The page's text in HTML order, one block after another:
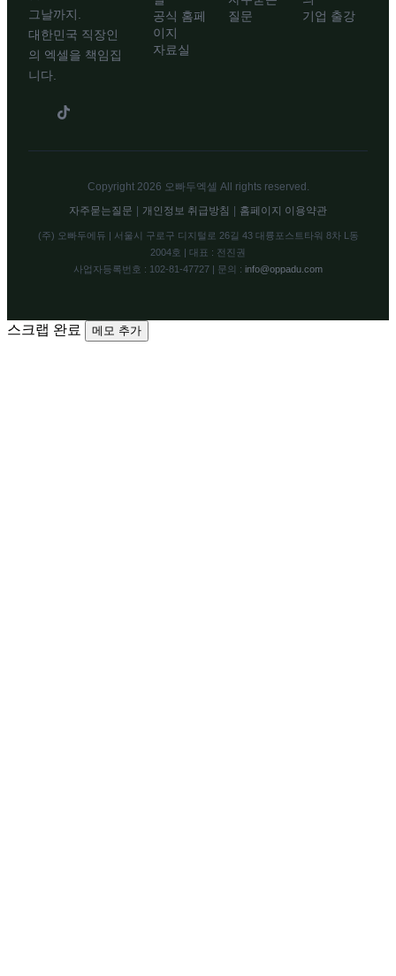
그날까지.
대한민국 직장인
의 엑셀을 책임집
니다.
공식 홈페
이지
자료실
질문
기업 출강
Copyright 2026 오빠두엑셀 All rights reserved.
자주묻는질문
개인정보 취급방침 홈페이지 이용약관
(주) 오빠두에듀 | 서울시 구로구 디지털로 26길 43 대륭포스트타워 8차 L동
2004호 | 대표 : 전진권
사업자등록번호 : 102-81-47727 | 문의 : info@oppadu.com
스크랩 완료 메모 추가